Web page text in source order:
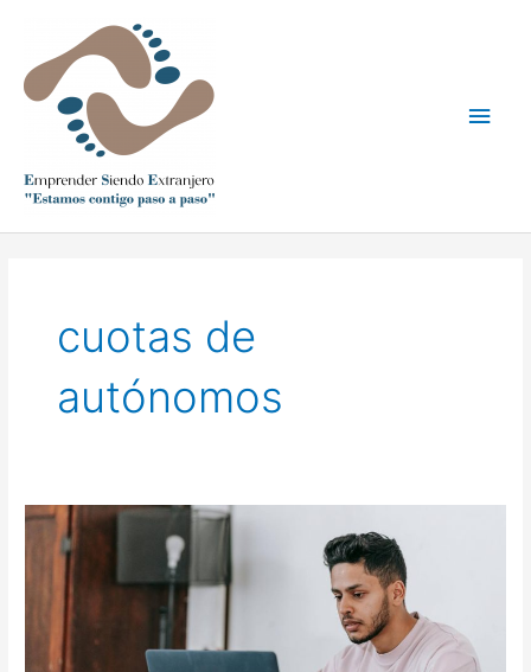
contenido
cuotas de
autónomos
Revolución
cuotas
autónomos